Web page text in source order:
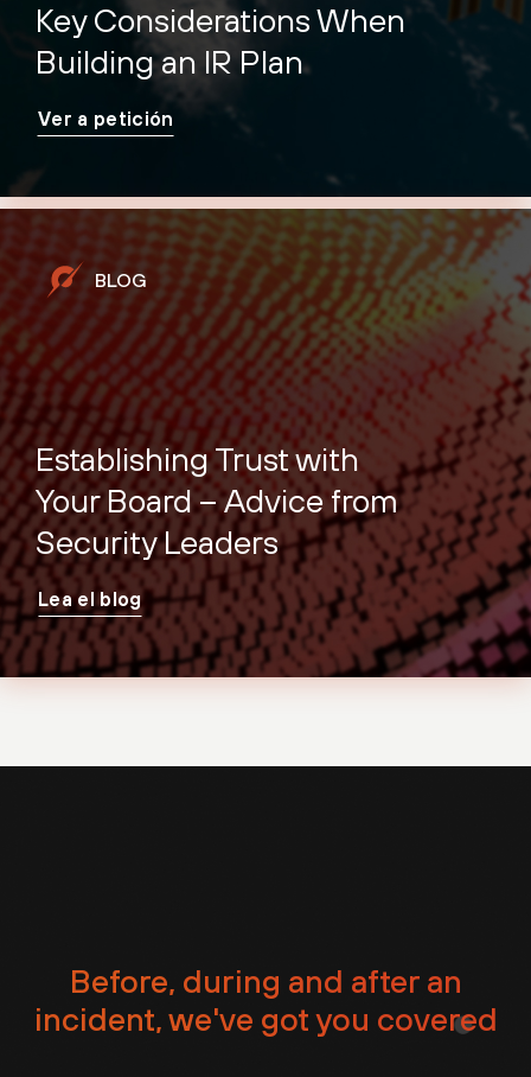
Key Considerations When
Building an IR Plan
Ver a petición
BLOG
Establishing Trust with
Your Board – Advice from
Security Leaders
Lea el blog
Before, during and after an
incident, we've got you covered